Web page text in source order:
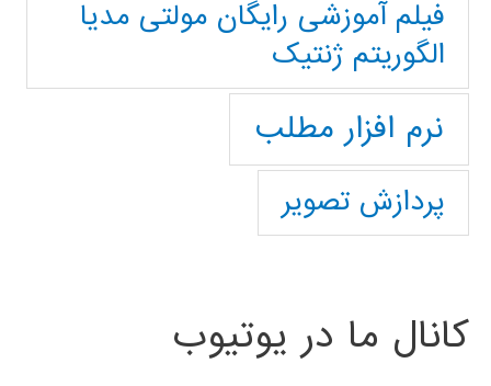
فیلم آموزشی رایگان مولتی مدیا
الگوریتم ژنتیک
نرم افزار مطلب
پردازش تصویر
کانال ما در یوتیوب